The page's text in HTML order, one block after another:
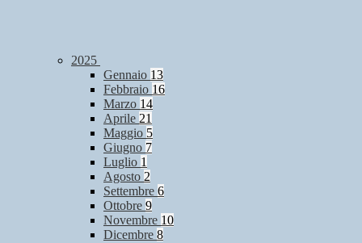
2025
Gennaio 13
Febbraio 16
Marzo 14
Aprile 21
Maggio 5
Giugno 7
Luglio 1
Agosto 2
Settembre 6
Ottobre 9
Novembre 10
Dicembre 8